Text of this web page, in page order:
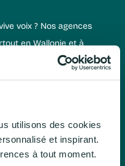
et inspirant.
à tout moment.
en Wallonie et à
le temps de vous
et de vous proposer le
et rassurant à chaque
de chez vous et